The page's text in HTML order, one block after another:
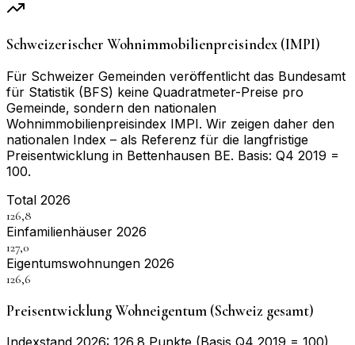
Schweizerischer Wohnimmobilienpreisindex (IMPI)
Für Schweizer Gemeinden veröffentlicht das Bundesamt
für Statistik (BFS) keine Quadratmeter-Preise pro
Gemeinde, sondern den nationalen
Wohnimmobilienpreisindex IMPI. Wir zeigen daher den
nationalen Index – als Referenz für die langfristige
Preisentwicklung in Bettenhausen BE. Basis: Q4 2019 =
100.
Total 2026
126,8
Einfamilienhäuser 2026
127,0
Eigentumswohnungen 2026
126,6
Preisentwicklung Wohneigentum (Schweiz gesamt)